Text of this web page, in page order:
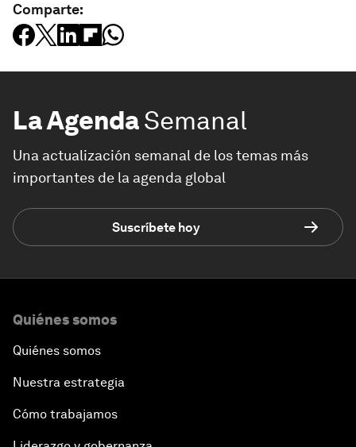
Comparte:
La AgendaSemanal
Una actualización semanal de los temas más
importantes de la agenda global
Suscríbete hoy
Quiénes somos
Quiénes somos
Nuestra estrategia
Cómo trabajamos